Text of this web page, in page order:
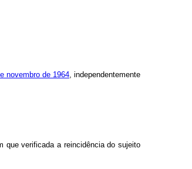
novembro de 1964, independentemente
que verificada a reincidência do sujeito